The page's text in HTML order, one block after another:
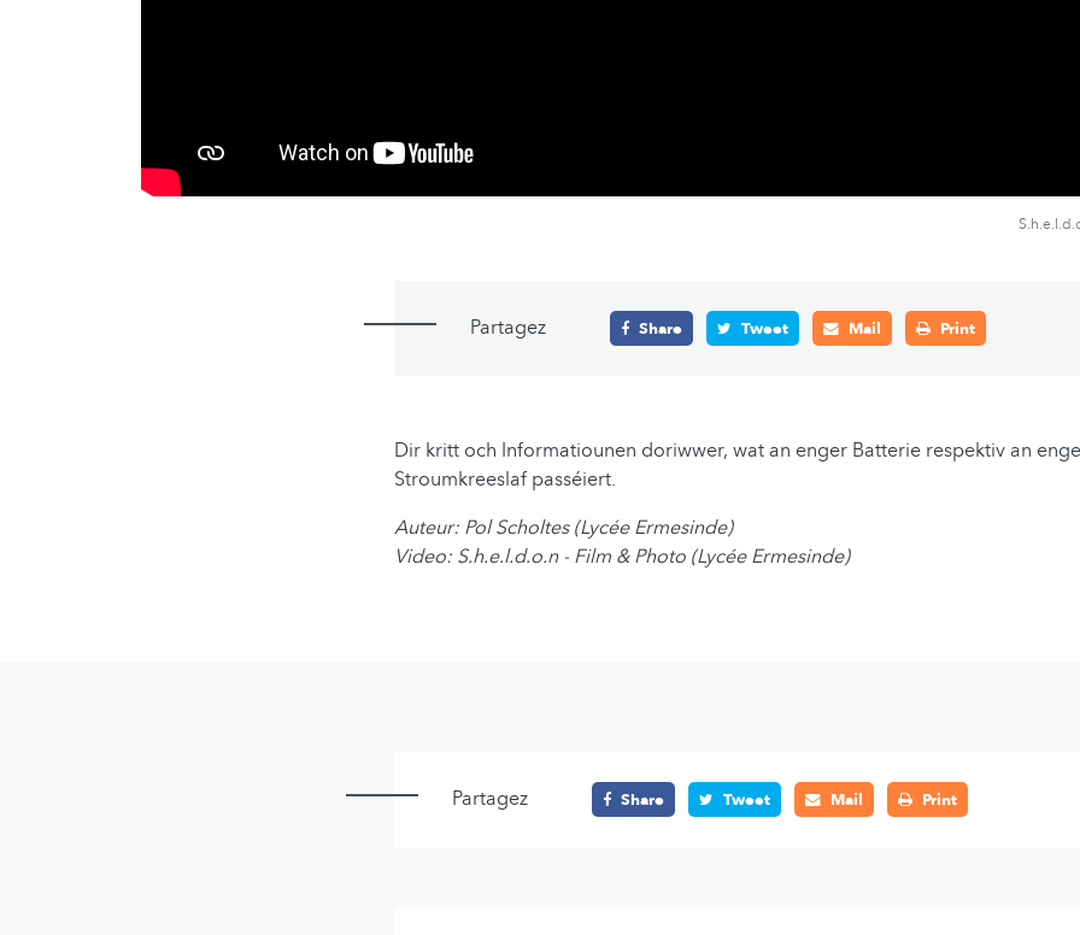
Partagez Share Tweet Mail Print
Dir kritt och Informatiounen doriwwer, wat an enger Batterie respektiv an
Stroumkreeslaf passéiert.
Auteur: Pol Scholtes (Lycée Ermesinde)
Video: S.h.e.l.d.o.n - Film & Photo (Lycée Ermesinde)
Partagez Share Tweet Mail Print